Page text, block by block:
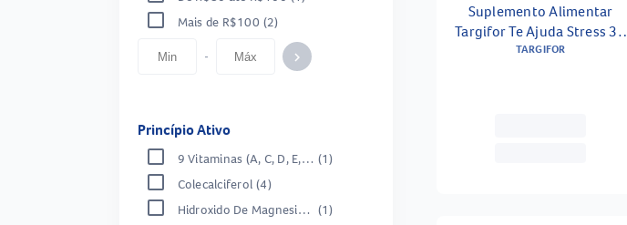
Mais de R$100 (2)
- keyboard_arrow_right
Princípio Ativo
9 Vitaminas (A, C, D, E, B1, B2, B3, B5, B12), 5 Minerais (Fe, Zn, Cu, Se, Ac Folico) (1)
Colecalciferol (4)
Hidroxido De Magnesio E Carbonato De Calcio (1)
Suplemento Alimentar
Targifor Te Ajuda Stress 30
Cápsulas
TARGIFOR